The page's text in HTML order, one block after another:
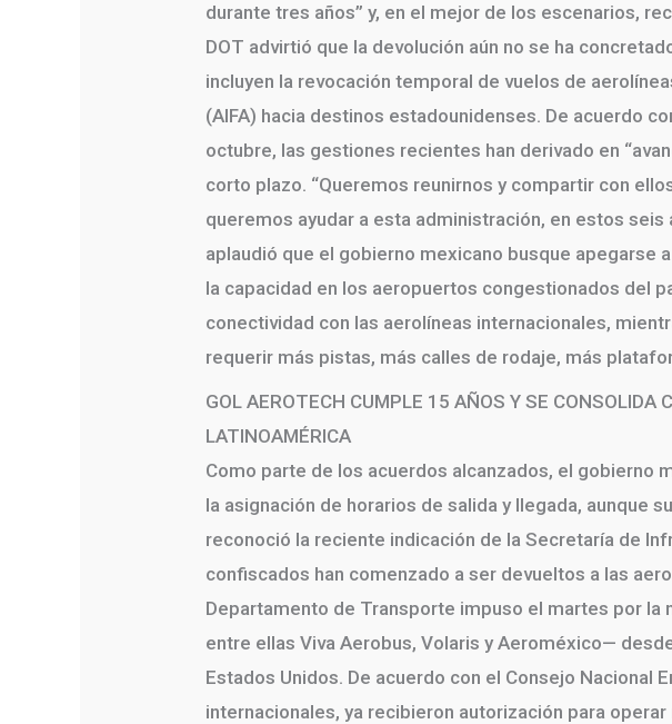
durante tres años” y, en el mejor de los escenarios,
DOT advirtió que la devolución aún no se ha
incluyen la revocación temporal de vuelos de
(AIFA) hacia destinos estadounidenses. De acuerdo
octubre, las gestiones recientes han derivado en
corto plazo. “Queremos reunirnos y compartir con
queremos ayudar a esta administración, en estos
aplaudió que el gobierno mexicano busque apegarse
la capacidad en los aeropuertos congestionados del
conectividad con las aerolíneas internacionales,
requerir más pistas, más calles de rodaje, más
GOL AEROTECH CUMPLE 15 AÑOS Y SE
LATINOAMÉRICA
Como parte de los acuerdos alcanzados, el gobierno
la asignación de horarios de salida y llegada, aunque
reconoció la reciente indicación de la Secretaría de
confiscados han comenzado a ser devueltos a las
Departamento de Transporte impuso el martes por la
entre ellas Viva Aerobus, Volaris y Aeroméxico—
Estados Unidos. De acuerdo con el Consejo Nacional
internacionales, ya recibieron autorización para